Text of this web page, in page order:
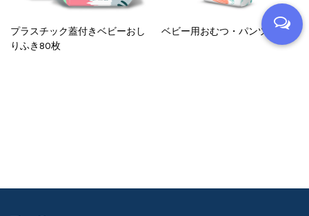
プラスチック蓋付きベビーおし
りふき80枚
ベビー用おむつ・パンツ